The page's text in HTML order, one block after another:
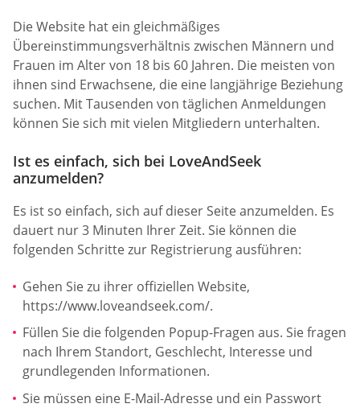
Die Website hat ein gleichmäßiges
Übereinstimmungsverhältnis zwischen Männern und
Frauen im Alter von 18 bis 60 Jahren. Die meisten von
ihnen sind Erwachsene, die eine langjährige Beziehung
suchen. Mit Tausenden von täglichen Anmeldungen
können Sie sich mit vielen Mitgliedern unterhalten.
Ist es einfach, sich bei LoveAndSeek
anzumelden?
Es ist so einfach, sich auf dieser Seite anzumelden. Es
dauert nur 3 Minuten Ihrer Zeit. Sie können die
folgenden Schritte zur Registrierung ausführen:
Gehen Sie zu ihrer offiziellen Website,
https://www.loveandseek.com/.
Füllen Sie die folgenden Popup-Fragen aus. Sie fragen
nach Ihrem Standort, Geschlecht, Interesse und
grundlegenden Informationen.
Sie müssen eine E-Mail-Adresse und ein Passwort